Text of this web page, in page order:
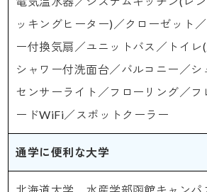
ッキングヒーター)／クローゼット
ー付換気扇／ユニットバス／トイレ
シャワー付洗面台／バルコニー／シ
センサーライト／フローリング／フ
ードWiFi／スポットクーラー
通学に便利な大学